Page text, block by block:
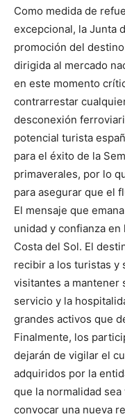
Como medida de
excepcional, la Junta
promoción del
dirigida al mercado
en este momento
contrarrestar
desconexión
potencial turista
para el éxito de la
primaverales, por lo
para asegurar que el
El mensaje que
unidad y confianza en
Costa del Sol. El
recibir a los turistas y
visitantes a mantener
servicio y la
grandes activos que
Finalmente, los
dejarán de vigilar el
adquiridos por la
que la normalidad
convocar una nueva